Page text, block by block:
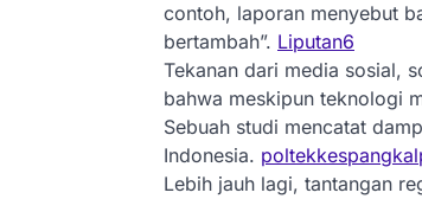
contoh, laporan menyebut
bertambah”. Liputan6
Tekanan dari media sosial,
bahwa meskipun teknologi
Sebuah studi mencatat
Indonesia.
Lebih jauh lagi, tantangan